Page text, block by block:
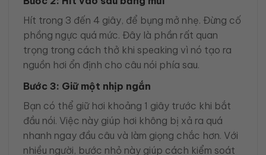
Hít trong 3 đến 4 giây, để bụng mở nhẹ. Đừng cố
phồng ngực quá mức. Đây là phần rất quan
trọng trong cách thở khi speaking vì nó tạo ra
nguồn hơi ổn định cho câu nói phía sau.
Bước 3: Giữ một nhịp ngắn
Bạn có thể giữ hơi khoảng 1 giây trước khi bắt
đầu nói. Việc này giúp hơi không bị xả ra quá
nhanh ngay đầu câu và làm giọng chắc hơn. Với
nhiều người, bước nhỏ này giúp cách kiểm soát